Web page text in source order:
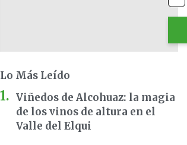
Lo Más Leído
Viñedos de Alcohuaz: la magia
de los vinos de altura en el
Valle del Elqui